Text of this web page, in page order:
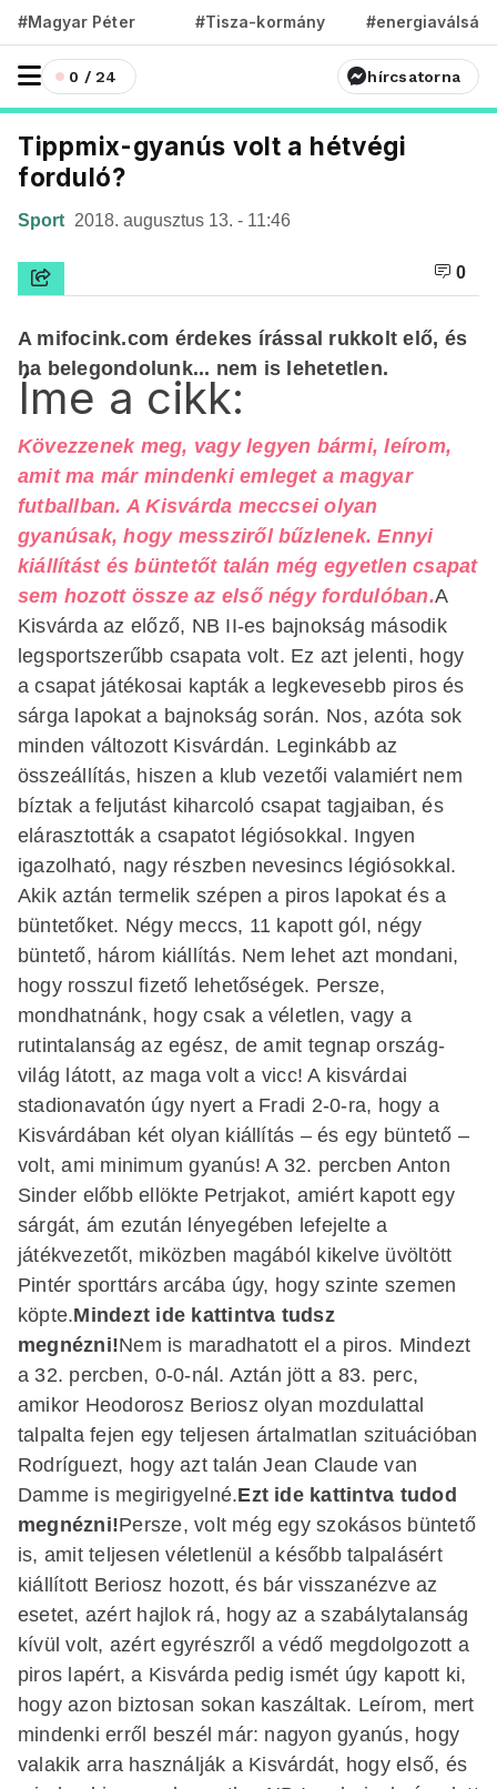
#Magyar Péter #Tisza-kormány #energiaválság
0 / 24 hírcsatorna
Tippmix-gyanús volt a hétvégi
forduló?
Sport 2018. augusztus 13. - 11:46
0
A mifocink.com érdekes írással rukkolt elő, és
ha belegondolunk... nem is lehetetlen.
Íme a cikk:
Kövezzenek meg, vagy legyen bármi, leírom,
amit ma már mindenki emleget a magyar
futballban. A Kisvárda meccsei olyan
gyanúsak, hogy messziről bűzlenek. Ennyi
kiállítást és büntetőt talán még egyetlen csapat
sem hozott össze az első négy fordulóban.A
Kisvárda az előző, NB II-es bajnokság második
legsportszerűbb csapata volt. Ez azt jelenti, hogy
a csapat játékosai kapták a legkevesebb piros és
sárga lapokat a bajnokság során. Nos, azóta sok
minden változott Kisvárdán. Leginkább az
összeállítás, hiszen a klub vezetői valamiért nem
bíztak a feljutást kiharcoló csapat tagjaiban, és
elárasztották a csapatot légiósokkal. Ingyen
igazolható, nagy részben nevesincs légiósokkal.
Akik aztán termelik szépen a piros lapokat és a
büntetőket. Négy meccs, 11 kapott gól, négy
büntető, három kiállítás. Nem lehet azt mondani,
hogy rosszul fizető lehetőségek. Persze,
mondhatnánk, hogy csak a véletlen, vagy a
rutintalanság az egész, de amit tegnap ország-
világ látott, az maga volt a vicc! A kisvárdai
stadionavatón úgy nyert a Fradi 2-0-ra, hogy a
Kisvárdában két olyan kiállítás – és egy büntető –
volt, ami minimum gyanús! A 32. percben Anton
Sinder előbb ellökte Petrjakot, amiért kapott egy
sárgát, ám ezután lényegében lefejelte a
játékvezetőt, miközben magából kikelve üvöltött
Pintér sporttárs arcába úgy, hogy szinte szemen
köpte.Mindezt ide kattintva tudsz
megnézni!Nem is maradhatott el a piros. Mindezt
a 32. percben, 0-0-nál. Aztán jött a 83. perc,
amikor Heodorosz Beriosz olyan mozdulattal
talpalta fejen egy teljesen ártalmatlan szituációban
Rodríguezt, hogy azt talán Jean Claude van
Damme is megirigyelné.Ezt ide kattintva tudod
megnézni!Persze, volt még egy szokásos büntető
is, amit teljesen véletlenül a később talpalásért
kiállított Beriosz hozott, és bár visszanézve az
esetet, azért hajlok rá, hogy az a szabálytalanság
kívül volt, azért egyrészről a védő megdolgozott a
piros lapért, a Kisvárda pedig ismét úgy kapott ki,
hogy azon biztosan sokan kaszáltak. Leírom, mert
mindenki erről beszél már: nagyon gyanús, hogy
valakik arra használják a Kisvárdát, hogy első, és